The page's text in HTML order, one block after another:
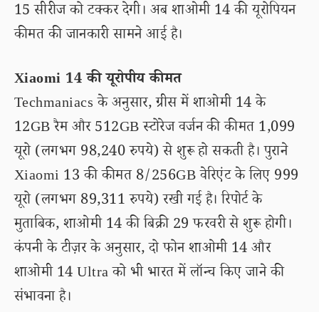
15 सीरीज को टक्कर देगी। अब शाओमी 14 की यूरोपियन
कीमत की जानकारी सामने आई है।
Xiaomi 14 की यूरोपीय कीमत
Techmaniacs के अनुसार, ग्रीस में शाओमी 14 के
12GB रैम और 512GB स्टोरेज वर्जन की कीमत 1,099
यूरो (लगभग 98,240 रुपये) से शुरू हो सकती है। पुराने
Xiaomi 13 की कीमत 8/256GB वेरिएंट के लिए 999
यूरो (लगभग 89,311 रुपये) रखी गई है। रिपोर्ट के
मुताबिक, शाओमी 14 की बिक्री 29 फरवरी से शुरू होगी।
कंपनी के टीज़र के अनुसार, दो फोन शाओमी 14 और
शाओमी 14 Ultra को भी भारत में लॉन्च किए जाने की
संभावना है।